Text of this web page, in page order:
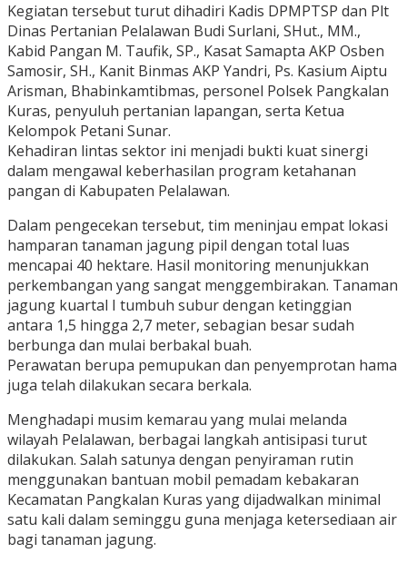
Kegiatan tersebut turut dihadiri Kadis DPMPTSP dan Plt
Dinas Pertanian Pelalawan Budi Surlani, SHut., MM.,
Kabid Pangan M. Taufik, SP., Kasat Samapta AKP Osben
Samosir, SH., Kanit Binmas AKP Yandri, Ps. Kasium Aiptu
Arisman, Bhabinkamtibmas, personel Polsek Pangkalan
Kuras, penyuluh pertanian lapangan, serta Ketua
Kelompok Petani Sunar.
Kehadiran lintas sektor ini menjadi bukti kuat sinergi
dalam mengawal keberhasilan program ketahanan
pangan di Kabupaten Pelalawan.
Dalam pengecekan tersebut, tim meninjau empat lokasi
hamparan tanaman jagung pipil dengan total luas
mencapai 40 hektare. Hasil monitoring menunjukkan
perkembangan yang sangat menggembirakan. Tanaman
jagung kuartal I tumbuh subur dengan ketinggian
antara 1,5 hingga 2,7 meter, sebagian besar sudah
berbunga dan mulai berbakal buah.
Perawatan berupa pemupukan dan penyemprotan hama
juga telah dilakukan secara berkala.
Menghadapi musim kemarau yang mulai melanda
wilayah Pelalawan, berbagai langkah antisipasi turut
dilakukan. Salah satunya dengan penyiraman rutin
menggunakan bantuan mobil pemadam kebakaran
Kecamatan Pangkalan Kuras yang dijadwalkan minimal
satu kali dalam seminggu guna menjaga ketersediaan air
bagi tanaman jagung.